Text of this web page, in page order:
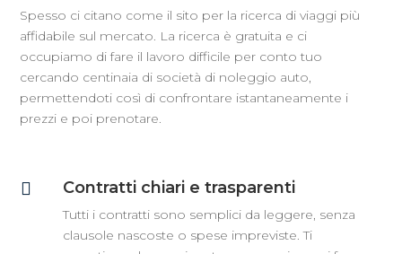
Spesso ci citano come il sito per la ricerca di viaggi più
affidabile sul mercato. La ricerca è gratuita e ci
occupiamo di fare il lavoro difficile per conto tuo
cercando centinaia di società di noleggio auto,
permettendoti così di confrontare istantaneamente i
prezzi e poi prenotare.
 Contratti chiari e trasparenti
Tutti i contratti sono semplici da leggere, senza
clausole nascoste o spese impreviste. Ti